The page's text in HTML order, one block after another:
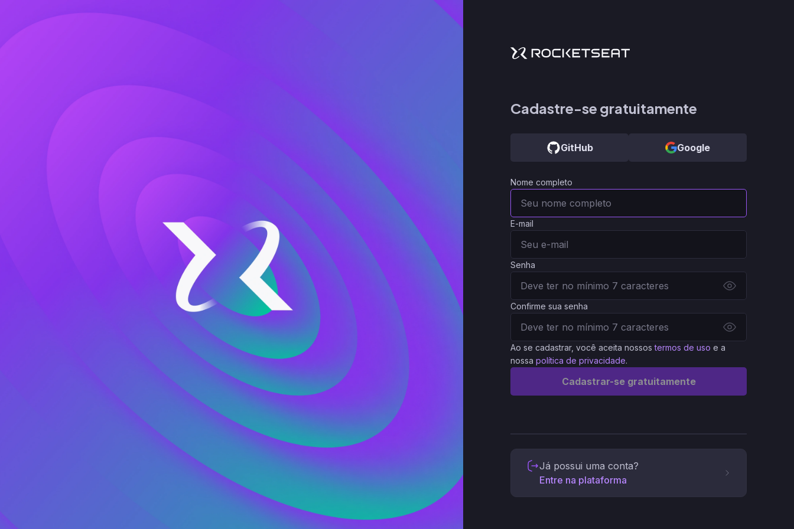
Cadastre-se gratuitamente
GitHub Google
Nome completo
E-mail
Senha
Confirme sua senha
Ao se cadastrar, você aceita nossos termos de uso e a
nossa política de privacidade.
Cadastrar-se gratuitamente
Já possui uma conta?
Entre na plataforma